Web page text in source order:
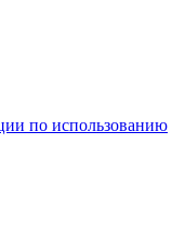
по использованию